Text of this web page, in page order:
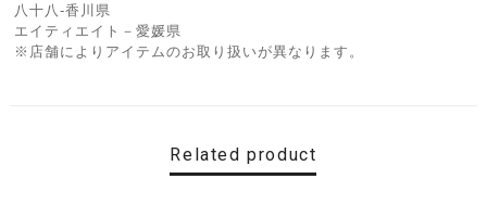
八十八-香川県
エイティエイト－愛媛県
※店舗によりアイテムのお取り扱いが異なります。
Related product